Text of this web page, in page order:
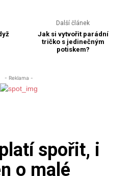
Další článek
Jak si vytvořit parádní
tričko s jedinečným
potiskem?
- Reklama -